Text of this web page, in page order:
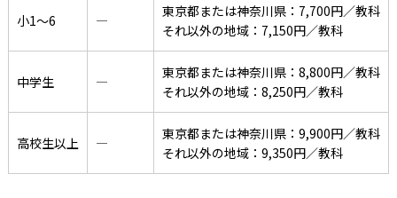
小1〜6 ―
東京都または神奈川県：7,700円／教科
それ以外の地域：7,150円／教科
中学生 ―
東京都または神奈川県：8,800円／教科
それ以外の地域：8,250円／教科
高校生以上 ―
東京都または神奈川県：9,900円／教科
それ以外の地域：9,350円／教科